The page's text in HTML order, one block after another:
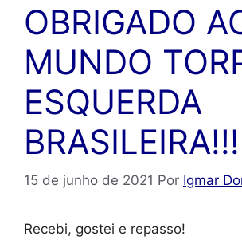
OBRIGADO
MUNDO
ESQUERDA
BRASILEIRA!!!
15 de junho de 2021 Por Igmar
Recebi, gostei e repasso!